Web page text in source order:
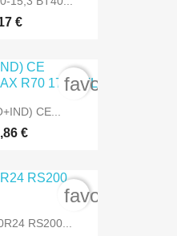
€
CE...
€
RS200...